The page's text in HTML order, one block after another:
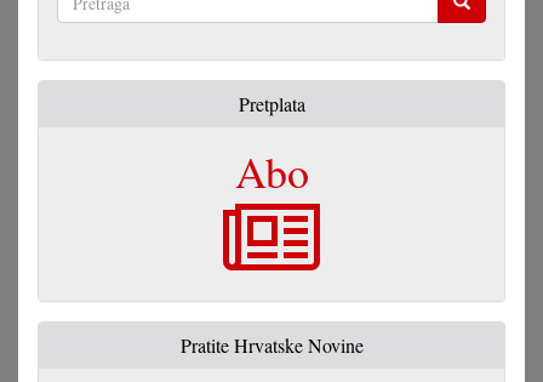
Pretplata
Abo
Pratite Hrvatske Novine